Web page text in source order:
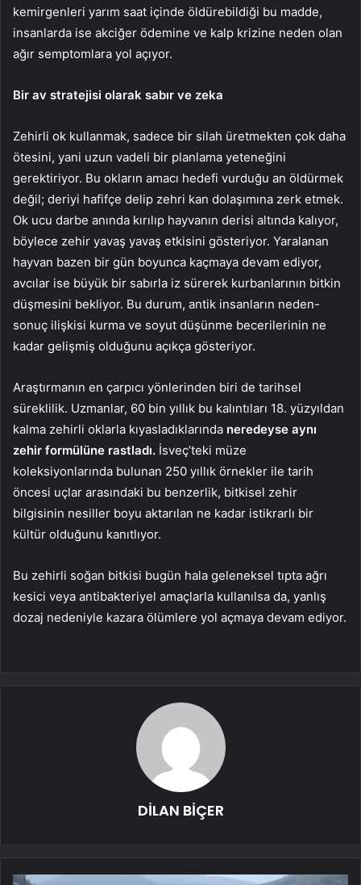
kemirgenleri yarım saat içinde öldürebildiği bu madde,
insanlarda ise akciğer ödemine ve kalp krizine neden olan
ağır semptomlara yol açıyor.
Bir av stratejisi olarak sabır ve zeka
Zehirli ok kullanmak, sadece bir silah üretmekten çok daha
ötesini, yani uzun vadeli bir planlama yeteneğini
gerektiriyor. Bu okların amacı hedefi vurduğu an öldürmek
değil; deriyi hafifçe delip zehri kan dolaşımına zerk etmek.
Ok ucu darbe anında kırılıp hayvanın derisi altında kalıyor,
böylece zehir yavaş yavaş etkisini gösteriyor. Yaralanan
hayvan bazen bir gün boyunca kaçmaya devam ediyor,
avcılar ise büyük bir sabırla iz sürerek kurbanlarının bitkin
düşmesini bekliyor. Bu durum, antik insanların neden-
sonuç ilişkisi kurma ve soyut düşünme becerilerinin ne
kadar gelişmiş olduğunu açıkça gösteriyor.
Araştırmanın en çarpıcı yönlerinden biri de tarihsel
süreklilik. Uzmanlar, 60 bin yıllık bu kalıntıları 18. yüzyıldan
kalma zehirli oklarla kıyasladıklarında neredeyse aynı
zehir formülüne rastladı. İsveç’teki müze
koleksiyonlarında bulunan 250 yıllık örnekler ile tarih
öncesi uçlar arasındaki bu benzerlik, bitkisel zehir
bilgisinin nesiller boyu aktarılan ne kadar istikrarlı bir
kültür olduğunu kanıtlıyor.
Bu zehirli soğan bitkisi bugün hala geleneksel tıpta ağrı
kesici veya antibakteriyel amaçlarla kullanılsa da, yanlış
dozaj nedeniyle kazara ölümlere yol açmaya devam ediyor.
DİLAN BİÇER